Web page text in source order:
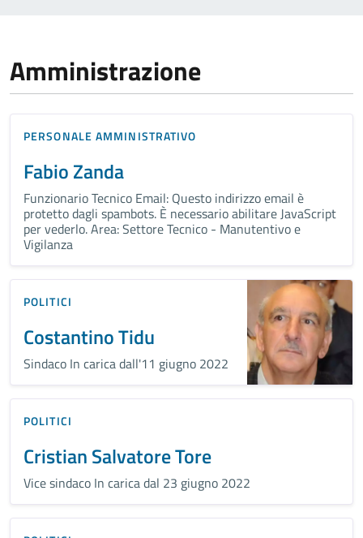
Amministrazione
PERSONALE AMMINISTRATIVO
Fabio Zanda
Funzionario Tecnico Email: Questo indirizzo email è
protetto dagli spambots. È necessario abilitare JavaScript
per vederlo. Area: Settore Tecnico - Manutentivo e
Vigilanza
POLITICI
Costantino Tidu
Sindaco In carica dall'11 giugno 2022
POLITICI
Cristian Salvatore Tore
Vice sindaco In carica dal 23 giugno 2022